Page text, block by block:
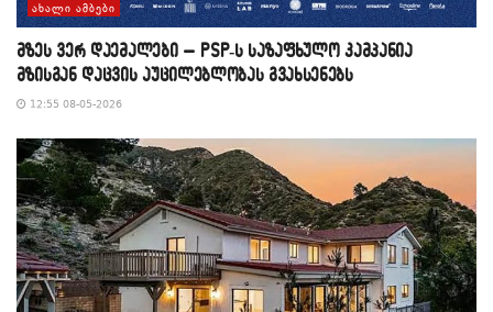
ᲐᲮᲐᲚᲘ ᲐᲛᲑᲔᲑᲘ
მზეს ვერ დაემალები – PSP-ს საზაფხულო კამპანია
მზისგან დაცვის აუცილებლობას გვახსენებს
12:55 08-05-2026